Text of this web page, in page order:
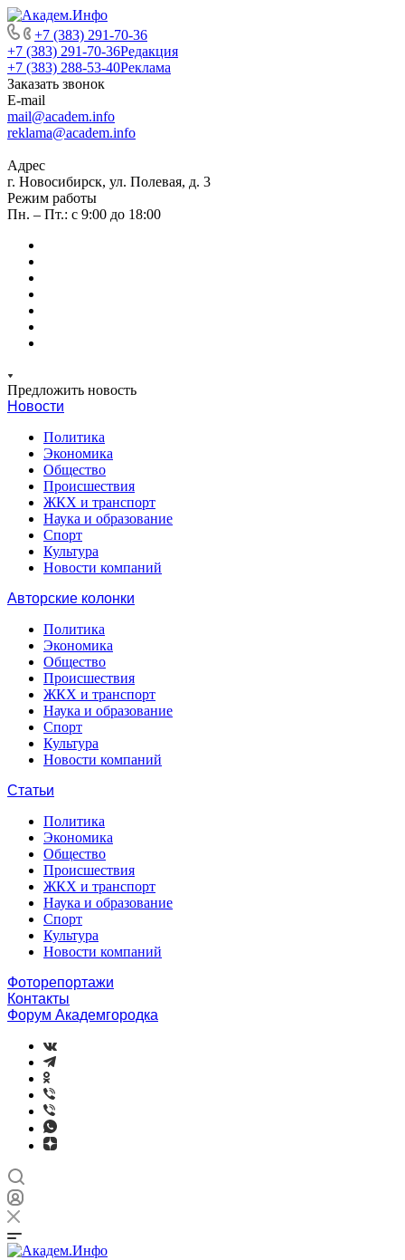
+7 (383) 291-70-36
+7 (383) 291-70-36Редакция
+7 (383) 288-53-40Реклама
Заказать звонок
E-mail
mail@academ.info
reklama@academ.info
Адрес
г. Новосибирск, ул. Полевая, д. 3
Режим работы
Пн. – Пт.: с 9:00 до 18:00
Предложить новость
Новости
Политика
Экономика
Общество
Происшествия
ЖКХ и транспорт
Наука и образование
Спорт
Культура
Новости компаний
Авторские колонки
Политика
Экономика
Общество
Происшествия
ЖКХ и транспорт
Наука и образование
Спорт
Культура
Новости компаний
Статьи
Политика
Экономика
Общество
Происшествия
ЖКХ и транспорт
Наука и образование
Спорт
Культура
Новости компаний
Фоторепортажи
Контакты
Форум Академгородка